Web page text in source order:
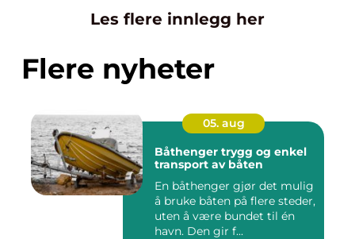
Les flere innlegg her
Flere nyheter
05. aug
Båthenger trygg og enkel
transport av båten
En båthenger gjør det mulig
å bruke båten på flere steder,
uten å være bundet til én
havn. Den gir f...